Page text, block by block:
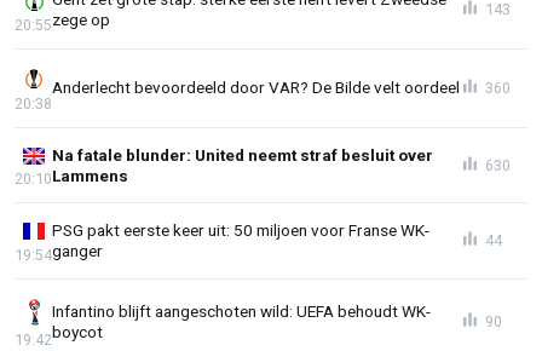
zege op
20:55
143
Anderlecht bevoordeeld door VAR? De Bilde velt oordeel
20:38
360
Na fatale blunder: United neemt straf besluit over
Lammens
20:10
630
PSG pakt eerste keer uit: 50 miljoen voor Franse WK-
ganger
19:54
44
Infantino blijft aangeschoten wild: UEFA behoudt WK-
boycot
19:42
90